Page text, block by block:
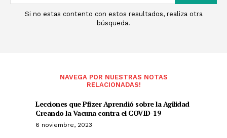
Si no estas contento con estos resultados, realiza otra
búsqueda.
NAVEGA POR NUESTRAS NOTAS
RELACIONADAS!
Lecciones que Pfizer Aprendió sobre la Agilidad
Creando la Vacuna contra el COVID-19
6 noviembre, 2023